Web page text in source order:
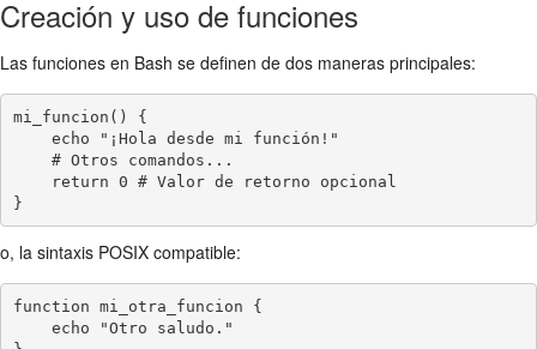
Creación y uso de funciones
Las funciones en Bash se definen de dos maneras principales:
mi_funcion() {
o, la sintaxis POSIX compatible:
function mi_otra_funcion {